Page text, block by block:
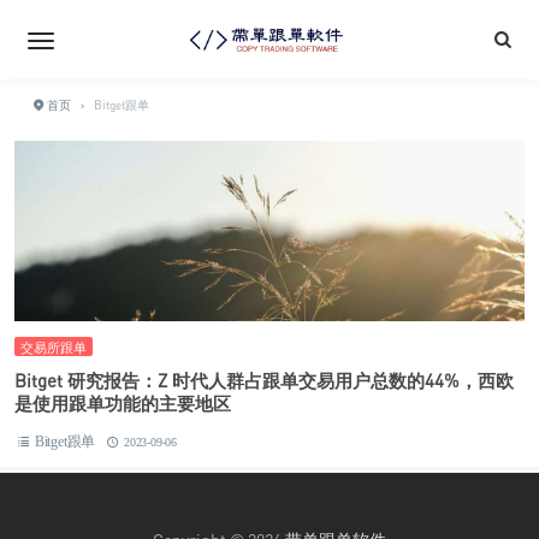
首页 › Bitget跟单
交易所跟单
Bitget 研究报告：Z 时代人群占跟单交易用户总数的44%，西欧
是使用跟单功能的主要地区
Bitget跟单 2023-09-06